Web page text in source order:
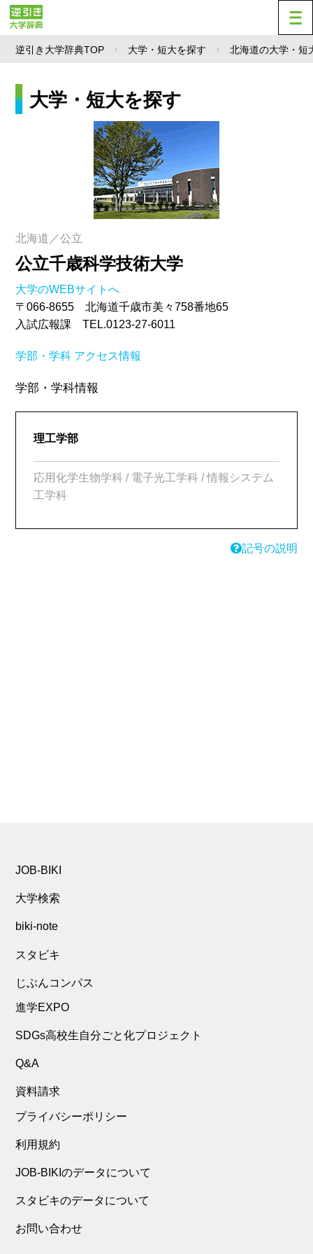
逆引き大学辞典TOP 大学・短大を探す 北海道の大学・短
大学・短大を探す
北海道／公立
公立千歳科学技術大学
大学のWEBサイトへ
〒066-8655 北海道千歳市美々758番地65
入試広報課 TEL.0123-27-6011
学部・学科 アクセス情報
学部・学科情報
理工学部
応用化学生物学科 / 電子光工学科 / 情報システム
工学科
記号の説明
JOB-BIKI
大学検索
biki-note
スタビキ
じぶんコンパス
進学EXPO
SDGs高校生自分ごと化プロジェクト
Q&A
資料請求
プライバシーポリシー
利用規約
JOB-BIKIのデータについて
スタビキのデータについて
お問い合わせ